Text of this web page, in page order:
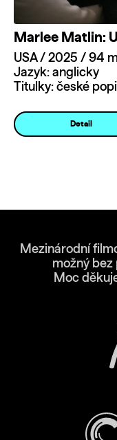
Marlee Matlin:
USA / 2025 / 94
Jazyk: anglicky
Titulky: české
Detail
Mezinárodní
možný
Moc